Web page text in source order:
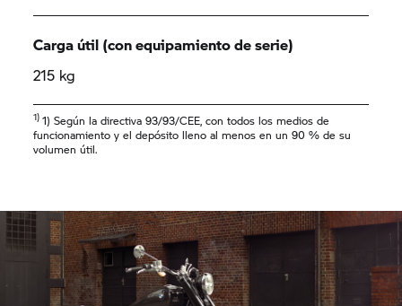
Carga útil (con equipamiento de serie)
215 kg
1)1) Según la directiva 93/93/CEE, con todos los medios de
funcionamiento y el depósito lleno al menos en un 90 % de su
volumen útil.